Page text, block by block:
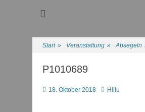
Regattasport und
Start » Veranstaltung » Absegeln
P1010689
Posted
18. Oktober 2018 Autor
Hillu